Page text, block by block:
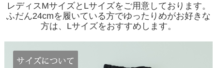
レディスMサイズとLサイズをご用意しております。
ふだん24cmを履いている方でゆったりめがお好きな
方は、Lサイズをおすすめします。